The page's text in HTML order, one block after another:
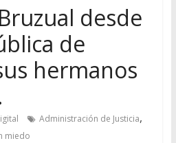
desde
de
hermanos
Administración de Justicia,
miedo